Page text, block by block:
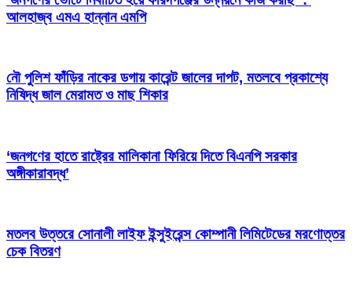
আলহাজ্ব এমএ হান্নান এমপি
নৌ পুলিশ ফাঁড়ির নাকের ডগায় কারেন্ট জালের দাপট, মতলবে প্রকাশ্যে
নিষিদ্ধ জাল মেরামত ও মাছ শিকার
‘জনগণের হাতে রাষ্ট্রের মালিকানা ফিরিয়ে দিতে বিএনপি সরকার
অঙ্গীকারাবদ্ধ’
মতলব উত্তরে সোনালী লাইফ ইন্সুইরেন্স কোম্পানী লিমিটেডের মরণোত্তর
চেক বিতরণ